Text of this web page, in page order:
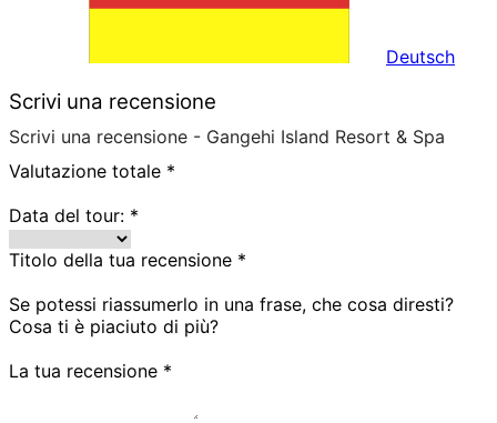
Deutsch
Scrivi una recensione
Scrivi una recensione - Gangehi Island Resort & Spa
Valutazione totale *
Data del tour: *
Titolo della tua recensione *
Se potessi riassumerlo in una frase, che cosa diresti?
Cosa ti è piaciuto di più?
La tua recensione *